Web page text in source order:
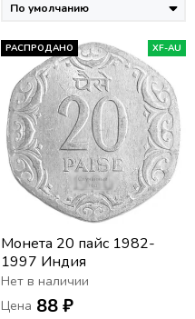
РАСПРОДАНО XF-AU
Монета 20 пайс 1982-
1997 Индия
Нет в наличии
Цена 88 ₽